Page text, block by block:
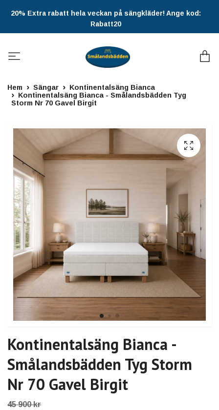
20% Extra rabatt hela veckan på sängkläder! Ange kod:
Rabatt20
Hem Sängar
Kontinentalsäng Bianca
Kontinentalsäng Bianca - Smålandsbädden Tyg
Storm Nr 70 Gavel Birgit
Kontinentalsäng Bianca -
Smålandsbädden Tyg Storm
Nr 70 Gavel Birgit
45 900 kr